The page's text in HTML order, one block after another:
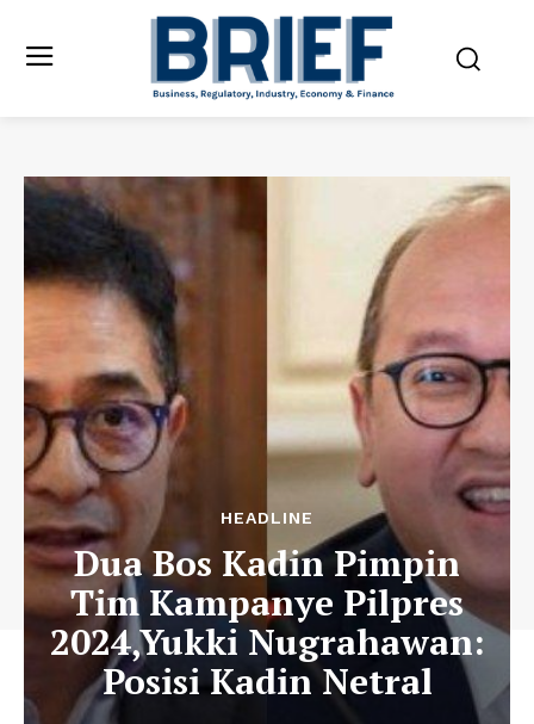
HEADLINE
Dua Bos Kadin Pimpin
Tim Kampanye Pilpres
2024,Yukki Nugrahawan:
Posisi Kadin Netral